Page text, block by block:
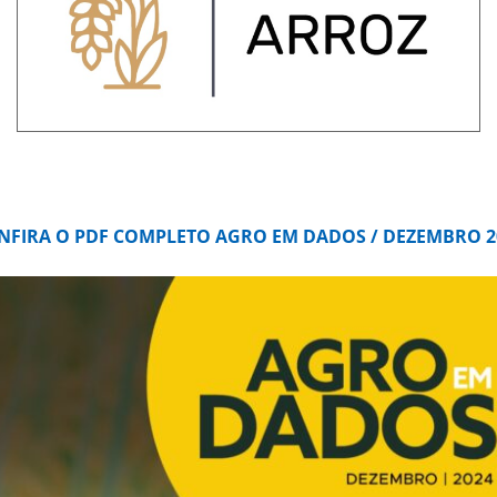
O PDF COMPLETO AGRO EM DADOS / DEZEMBRO